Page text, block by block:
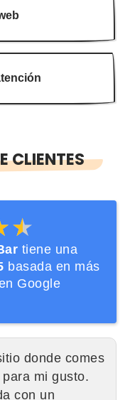
CLIENTES
tiene una
basada en más
Google
donde comes
mi gusto.
con un